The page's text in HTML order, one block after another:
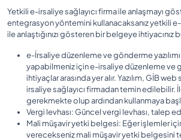
Yetkili e-irsaliye sağlayıcı firma ile anlaşmayı
entegrasyon yöntemini kullanacaksanız yetkili
ile anlaştığınızı gösteren bir belgeye ihtiyacınız
e-İrsaliye düzenleme ve gönderme
yapabilmeniz için e-irsaliye düzenleme ve
ihtiyaçlar arasında yer alır. Yazılım, GİB
irsaliye sağlayıcı firmadan temin edilebilir.
gerekmekte olup ardından kullanmaya
Vergi levhası: Güncel vergi levhası, talep
Mali müşavir yetki belgesi: Eğer işlemler
verecekseniz mali müşavir yetki belgesini